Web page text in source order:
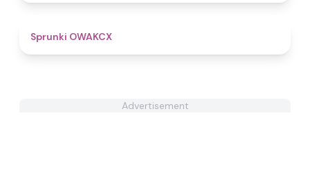
Sprunki OWAKCX
Advertisement